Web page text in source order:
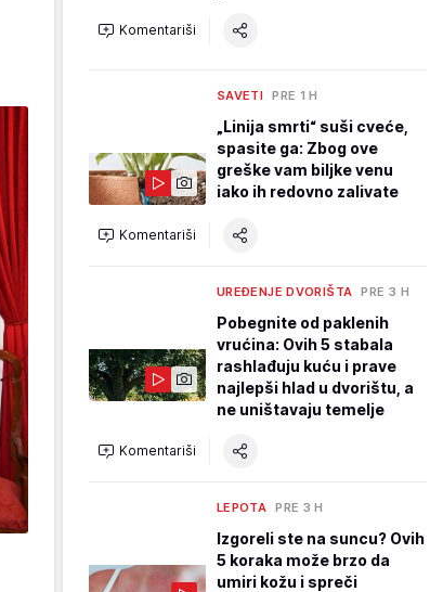
Komentariši
SAVETI PRE 1 H
„Linija smrti“ suši cveće,
spasite ga: Zbog ove
greške vam biljke venu
iako ih redovno zalivate
Komentariši
UREĐENJE DVORIŠTA PRE 3 H
Pobegnite od paklenih
vrućina: Ovih 5 stabala
rashlađuju kuću i prave
najlepši hlad u dvorištu, a
ne uništavaju temelje
Komentariši
LEPOTA PRE 3 H
Izgoreli ste na suncu? Ovih
5 koraka može brzo da
umiri kožu i spreči